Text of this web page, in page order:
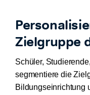
Zielgruppe
Schüler,
segmentiere die
Bildungseinrichtung